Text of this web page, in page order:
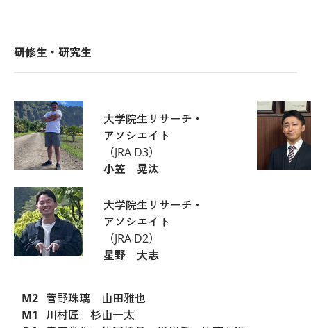
研修生・研究生
大学院生リサーチ・
アソシエイト
（JRA D3）
小笠 晃汰
大学院生リサーチ・
アソシエイト
（JRA D2）
星野 大志
M2 菅野珠璃 山田雅也
M1
川村匠 杉山一太